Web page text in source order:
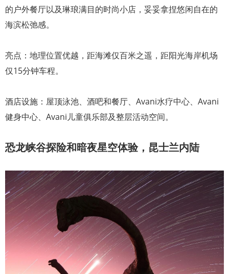
的户外餐厅以及琳琅满目的时尚小店，妥妥拿捏悠闲自在的
海滨松弛感。
亮点：地理位置优越，距海滩仅百米之遥，距阳光海岸机场
仅15分钟车程。
酒店设施：屋顶泳池、酒吧和餐厅、Avani水疗中心、Avani
健身中心、Avani儿童俱乐部及整层活动空间。
恐龙峡谷探险和暗夜星空体验，昆士兰内陆